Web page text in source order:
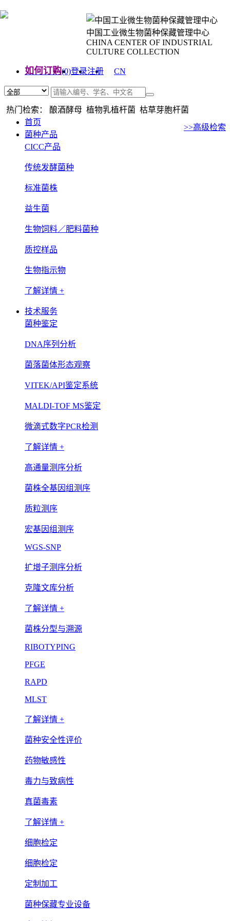
中国工业微生物菌种保藏管理中心
CHINA CENTER OF INDUSTRIAL
CULTURE COLLECTION
如何订购(0)登录注册
CN
热门检索： 酿酒酵母 植物乳植杆菌 枯草芽胞杆菌
>>高级检索
首页
菌种产品
CICC产品
传统发酵菌种
标准菌株
益生菌
生物饲料／肥料菌种
质控样品
生物指示物
了解详情 +
技术服务
菌种鉴定
DNA序列分析
菌落菌体形态观察
VITEK/API鉴定系统
MALDI-TOF MS鉴定
微滴式数字PCR检测
了解详情 +
高通量测序分析
菌株全基因组测序
质粒测序
宏基因组测序
WGS-SNP
扩增子测序分析
克隆文库分析
了解详情 +
菌株分型与溯源
RIBOTYPING
PFGE
RAPD
MLST
了解详情 +
菌种安全性评价
药物敏感性
毒力与致病性
真菌毒素
了解详情 +
细胞检定
细胞检定
定制加工
菌种保藏专业设备